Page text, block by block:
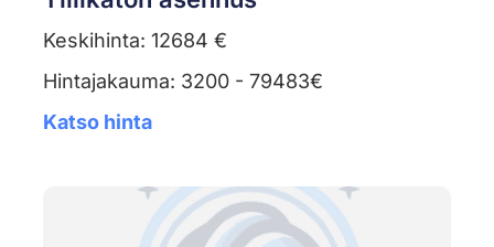
Keskihinta: 12684 €
Hintajakauma: 3200 - 79483€
Katso hinta